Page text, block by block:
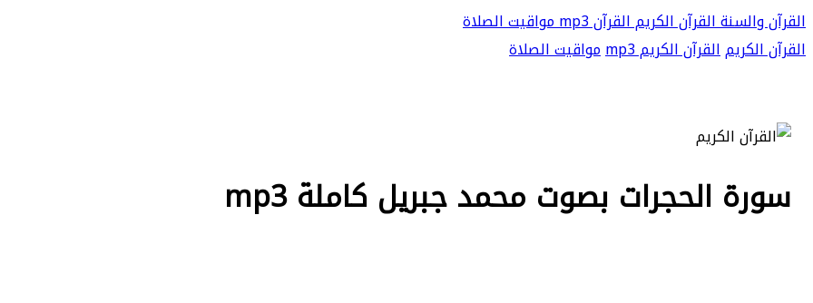
القرآن والسنةالقرآن الكريمالقرآن mp3
مواقيت الصلاة
القرآن الكريمالقرآن الكريم mp3 مواقيت الصلاة
سورة الحجرات بصوت محمد جبريل كاملة mp3